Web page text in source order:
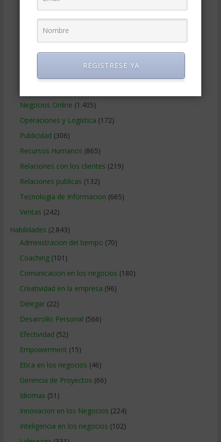
Gobierno Corporativo(11)
(125)
Marketing(988)
Negocios Online (1.405)
Operaciones y Logística (172)
Publicidad (306)
Recursos Humanos (865)
Relaciones con los clientes (219)
Relaciones publicas (132)
Tecnologia de Informacion (665)
Ventas (242)
Habilidades (2.843)
Administracion del tiempo (70)
Coaching(101)
Comunicacion en los negocios (180)
Creatividad en la empresa (96)
Delegar(22)
Desarrollo Personal (566)
Efectividad (52)
Empowerment (15)
Etica en los negocios (46)
Gerencia de Proyectos (66)
Idiomas (51)
Innovacion en los Negocios (224)
Inteligencia en los negocios (102)
REGISTRESE YA